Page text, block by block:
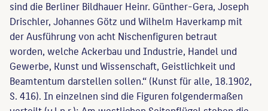
sind die Berliner Bildhauer Heinr. Günther-Gera, Joseph
Drischler, Johannes Götz und Wilhelm Haverkamp mit
der Ausführung von acht Nischenfiguren betraut
worden, welche Ackerbau und Industrie, Handel und
Gewerbe, Kunst und Wissenschaft, Geistlichkeit und
Beamtentum darstellen sollen.“ (Kunst für alle, 18.1902,
S. 416). In einzelnen sind die Figuren folgendermaßen